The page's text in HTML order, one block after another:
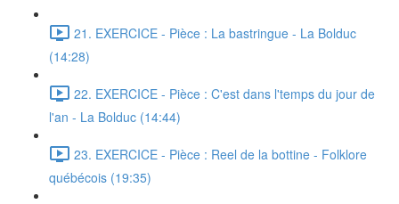
21. EXERCICE - Pièce : La bastringue - La Bolduc
(14:28)
22. EXERCICE - Pièce : C'est dans l'temps du jour de
l'an - La Bolduc (14:44)
23. EXERCICE - Pièce : Reel de la bottine - Folklore
québécois (19:35)